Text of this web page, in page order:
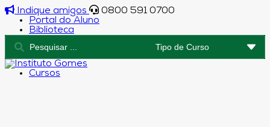
Indique amigos
0800 591 0700
Portal do Aluno
Biblioteca
Cursos